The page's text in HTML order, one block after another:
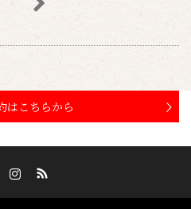
はこちらから